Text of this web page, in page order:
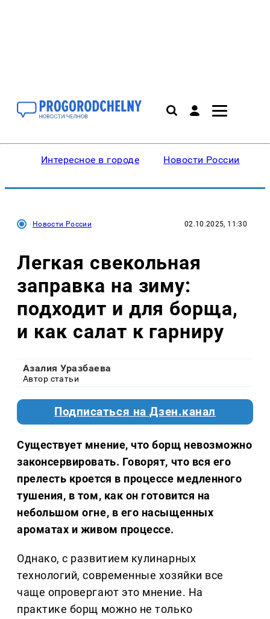
Интересное в городе Новости России
Новости России 02.10.2025, 11:30
Легкая свекольная
заправка на зиму:
подходит и для борща,
и как салат к гарниру
Азалия Уразбаева
Автор статьи
Подписаться на Дзен.канал
Существует мнение, что борщ невозможно
законсервировать. Говорят, что вся его
прелесть кроется в процессе медленного
тушения, в том, как он готовится на
небольшом огне, в его насыщенных
ароматах и живом процессе.
Однако, с развитием кулинарных
технологий, современные хозяйки все
чаще опровергают это мнение. На
практике борщ можно не только